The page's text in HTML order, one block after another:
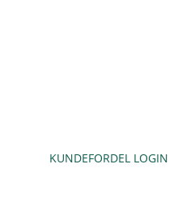
KUNDEFORDEL LOGIN